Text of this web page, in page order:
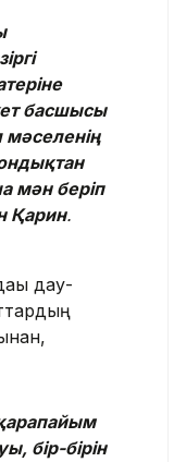
басшысы
мән беріп
Қарин.
дау-
бір-бірін